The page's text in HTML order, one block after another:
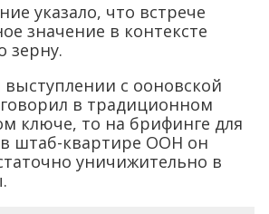
указало, что встрече
значение в контексте
зерну.
с ооновской
в традиционном
ключе, то на брифинге для
штаб-квартире ООН он
уничижительно в